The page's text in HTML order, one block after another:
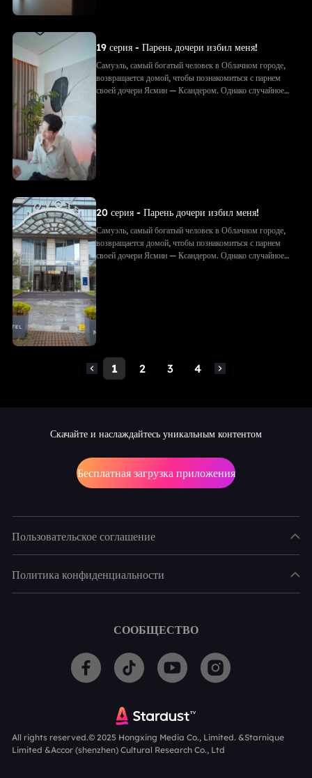
19 серия - Парень дочери избил меня!
Самуэль, самый богатый человек в Облачном городе,
возвращается домой, чтобы познакомиться с парнем
своей дочери Ясмин — Ксандером. Однако случайное
Самуэля, рвёт подарки и документы. Позже, придя на
встречу с будущим тестем, они в ужасе узнают — тот
самый «незнакомец» и есть Самуэль!
20 серия - Парень дочери избил меня!
Самуэль, самый богатый человек в Облачном городе,
возвращается домой, чтобы познакомиться с парнем
своей дочери Ясмин — Ксандером. Однако случайное
фото с объятиями приводит к недоразумению: Ксандер
принимает Самуэля за соперника. Его семья избивает
Самуэля, рвёт подарки и документы. Позже, придя на
встречу с будущим тестем, они в ужасе узнают — тот
самый «незнакомец» и есть Самуэль!
1 2 3 4
Скачайте и наслаждайтесь уникальным контентом
Бесплатная загрузка приложения
Пользовательское соглашение
Политика конфиденциальности
СООБЩЕСТВО
All rights reserved.© 2025 Hongxing Media Co., Limited. &Starnique
Limited &Accor (shenzhen) Cultural Research Co., Ltd